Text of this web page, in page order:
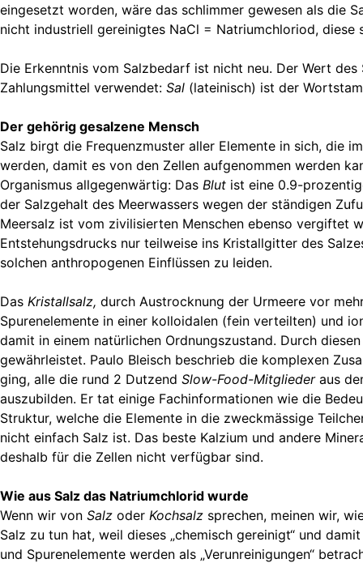
eingesetzt worden, wäre das schlimmer gewesen als die
nicht industriell gereinigtes NaCl = Natriumchloriod, diese
Die Erkenntnis vom Salzbedarf ist nicht neu. Der Wert
Zahlungsmittel verwendet: Sal (lateinisch) ist der
Der gehörig gesalzene Mensch
Salz birgt die Frequenzmuster aller Elemente in sich, die
werden, damit es von den Zellen aufgenommen werden
Organismus allgegenwärtig: Das Blut ist eine 0.9-
der Salzgehalt des Meerwassers wegen der ständigen
Meersalz ist vom zivilisierten Menschen ebenso vergiftet
Entstehungsdrucks nur teilweise ins Kristallgitter des
solchen anthropogenen Einflüssen zu leiden.
Das Kristallsalz, durch Austrocknung der Urmeere vor
Spurenelemente in einer kolloidalen (fein verteilten) und
damit in einem natürlichen Ordnungszustand. Durch
gewährleistet. Paulo Bleisch beschrieb die komplexen
ging, alle die rund 2 Dutzend Slow-Food-Mitgliederaus
auszubilden. Er tat einige Fachinformationen wie die
Struktur, welche die Elemente in die zweckmässige
nicht einfach Salz ist. Das beste Kalzium und andere
deshalb für die Zellen nicht verfügbar sind.
Wie aus Salz das Natriumchlorid wurde
Wenn wir von Salz oder Kochsalz sprechen, meinen wir,
Salz zu tun hat, weil dieses „chemisch gereinigt“ und
und Spurenelemente werden als „Verunreinigungen“